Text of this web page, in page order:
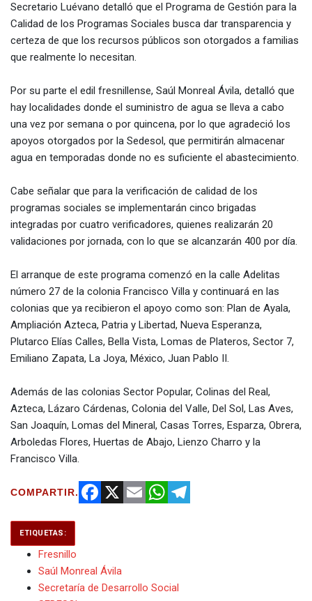
Secretario Luévano detalló que el Programa de Gestión para la
Calidad de los Programas Sociales busca dar transparencia y
certeza de que los recursos públicos son otorgados a familias
que realmente lo necesitan.
Por su parte el edil fresnillense, Saúl Monreal Ávila, detalló que
hay localidades donde el suministro de agua se lleva a cabo
una vez por semana o por quincena, por lo que agradeció los
apoyos otorgados por la Sedesol, que permitirán almacenar
agua en temporadas donde no es suficiente el abastecimiento.
Cabe señalar que para la verificación de calidad de los
programas sociales se implementarán cinco brigadas
integradas por cuatro verificadores, quienes realizarán 20
validaciones por jornada, con lo que se alcanzarán 400 por día.
El arranque de este programa comenzó en la calle Adelitas
número 27 de la colonia Francisco Villa y continuará en las
colonias que ya recibieron el apoyo como son: Plan de Ayala,
Ampliación Azteca, Patria y Libertad, Nueva Esperanza,
Plutarco Elías Calles, Bella Vista, Lomas de Plateros, Sector 7,
Emiliano Zapata, La Joya, México, Juan Pablo II.
Además de las colonias Sector Popular, Colinas del Real,
Azteca, Lázaro Cárdenas, Colonia del Valle, Del Sol, Las Aves,
San Joaquín, Lomas del Mineral, Casas Torres, Esparza, Obrera,
Arboledas Flores, Huertas de Abajo, Lienzo Charro y la
Francisco Villa.
COMPARTIR.
ETIQUETAS:
Fresnillo
Saúl Monreal Ávila
Secretaría de Desarrollo Social